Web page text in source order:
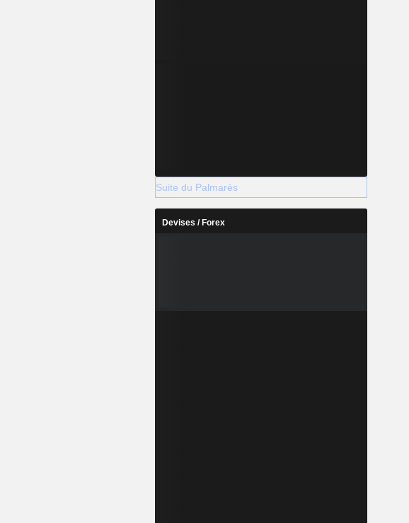
Suite du Palmarès
Devises / Forex